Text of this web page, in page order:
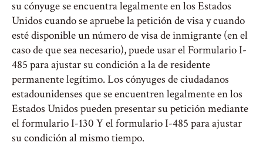
su cónyuge se encuentra legalmente en los Estados
Unidos cuando se apruebe la petición de visa y cuando
esté disponible un número de visa de inmigrante (en el
caso de que sea necesario), puede usar el Formulario I-
485 para ajustar su condición a la de residente
permanente legítimo. Los cónyuges de ciudadanos
estadounidenses que se encuentren legalmente en los
Estados Unidos pueden presentar su petición mediante
el formulario I-130 Y el formulario I-485 para ajustar
su condición al mismo tiempo.